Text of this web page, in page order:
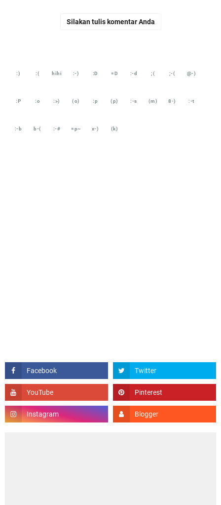
Silakan tulis komentar Anda
:) :( hihi :-) :D =D :-d ;( ;-( @-)
:P :o :>) (o) :p (p) :-s (m) 8-) :-t
:-b b-( :-# =p~ x-) (k)